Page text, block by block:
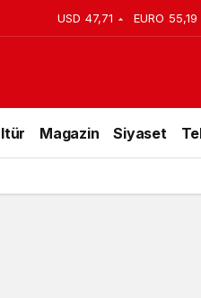
USD 47,71 EURO 55,19
Magazin Siyaset